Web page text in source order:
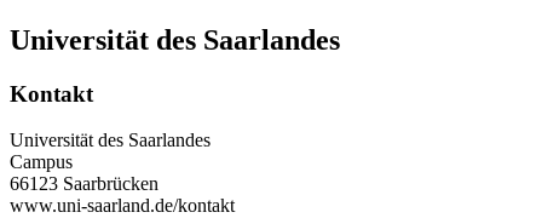
Universität des Saarlandes
Kontakt
Universität des Saarlandes
Campus
66123 Saarbrücken
www.uni-saarland.de/kontakt